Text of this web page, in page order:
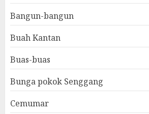
Bangun-bangun
Buah Kantan
Buas-buas
Bunga pokok Senggang
Cemumar